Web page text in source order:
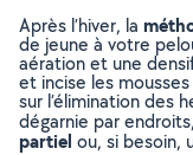
Après l’hiver, la
de jeune à votre
aération et une
et incise les
sur l’élimination des
dégarnie par
partiel ou, si besoin,